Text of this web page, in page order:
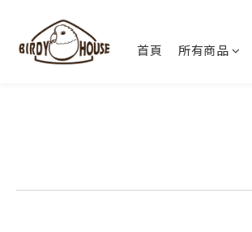
首頁 所有商品